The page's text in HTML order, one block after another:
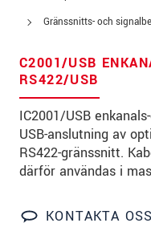
Gränssnitts- och
C2001/USB
RS422/USB
IC2001/USB
USB-anslutning av
RS422-gränssnitt.
därför användas i
KONTAKTA
Gata*
Ort*
Land *
Telefon *
E-post *
Meddelande*